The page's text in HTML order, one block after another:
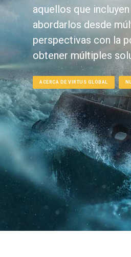
aquellos que
abordarlos desde
perspectivas con la
obtener múltiples
ACERCA DE VIRTUS GLOBAL